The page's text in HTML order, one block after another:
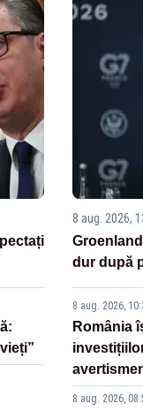
8 aug. 2026,
dur după
8 aug. 2026,
România
8 aug. 2026,